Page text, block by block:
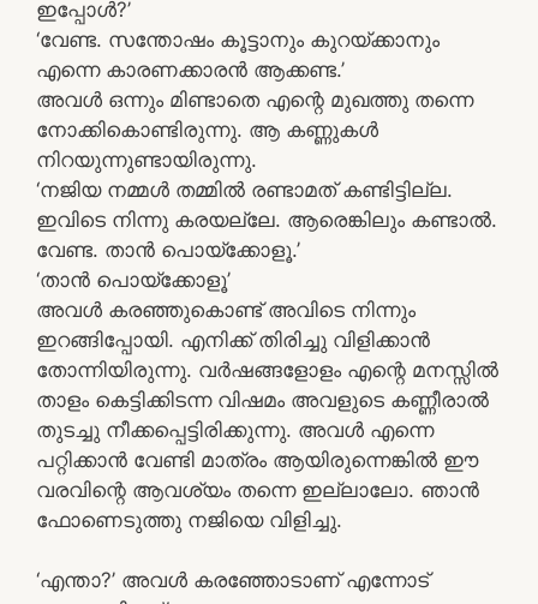
ഇപ്പോൾ?’
‘വേണ്ട. സന്തോഷം കൂട്ടാനും കുറയ്ക്കാനും
എന്നെ കാരണക്കാരൻ ആക്കണ്ട.’
അവൾ ഒന്നും മിണ്ടാതെ എന്റെ മുഖത്തു തന്നെ
നോക്കികൊണ്ടിരുന്നു. ആ കണ്ണുകൾ
നിറയുന്നുണ്ടായിരുന്നു.
‘നജിയ നമ്മൾ തമ്മിൽ രണ്ടാമത് കണ്ടിട്ടില്ല.
ഇവിടെ നിന്നു കരയല്ലേ. ആരെങ്കിലും കണ്ടാൽ.
വേണ്ട. താൻ പൊയ്ക്കോളൂ.’
‘താൻ പൊയ്ക്കോളൂ’
അവൾ കരഞ്ഞുകൊണ്ട് അവിടെ നിന്നും
ഇറങ്ങിപ്പോയി. എനിക്ക് തിരിച്ചു വിളിക്കാൻ
തോന്നിയിരുന്നു. വർഷങ്ങളോളം എന്റെ മനസ്സിൽ
താളം കെട്ടിക്കിടന്ന വിഷമം അവളുടെ കണ്ണീരാൽ
തുടച്ചു നീക്കപ്പെട്ടിരിക്കുന്നു. അവൾ എന്നെ
പറ്റിക്കാൻ വേണ്ടി മാത്രം ആയിരുന്നെങ്കിൽ ഈ
വരവിന്റെ ആവശ്യം തന്നെ ഇല്ലാലോ. ഞാൻ
ഫോണെടുത്തു നജിയെ വിളിച്ചു.
‘എന്താ?’ അവൾ കരഞ്ഞോടാണ് എന്നോട്